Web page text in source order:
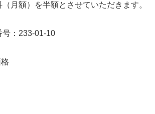
月額）を半額とさせていただきます。
号：233-01-10